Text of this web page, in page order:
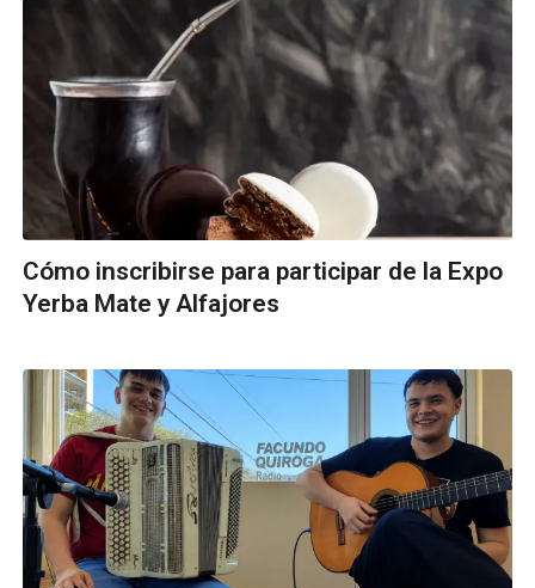
Cómo inscribirse para participar de la Expo
Yerba Mate y Alfajores